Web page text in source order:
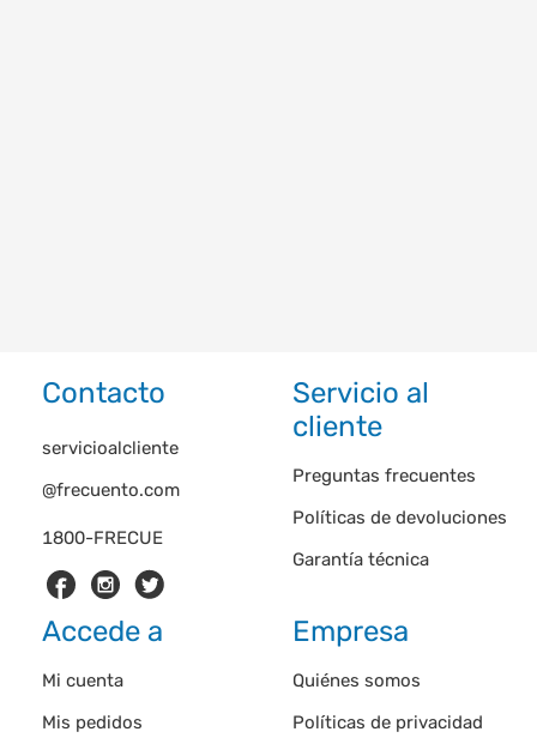
Contacto
1800-FRECUE
servicioalcliente
@frecuento.com
Servicio al
cliente
Preguntas frecuentes
Políticas de devoluciones
Garantía técnica
Accede a
Mi cuenta
Mis pedidos
Empresa
Quiénes somos
Políticas de privacidad